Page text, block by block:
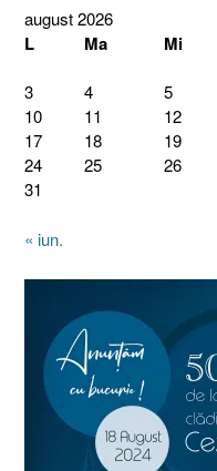
august 2026
L Ma Mi
3
4 5
10
11 12
17
18 19
24
25 26
31
« iun.